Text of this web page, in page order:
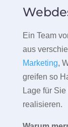
Ein Team
aus
Marketing,
greifen so
Lage für
realisieren.